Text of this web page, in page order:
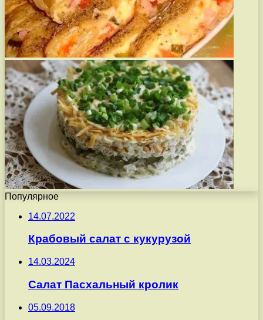
Популярное
14.07.2022
Крабовый салат с кукурузой
14.03.2024
Салат Пасхальный кролик
05.09.2018